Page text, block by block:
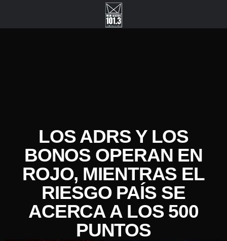
LOS ADRS Y LOS
BONOS OPERAN EN
ROJO, MIENTRAS EL
RIESGO PAÍS SE
ACERCA A LOS 500
PUNTOS